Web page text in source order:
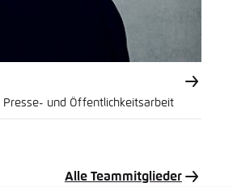
und Öffentlichkeitsarbeit
Alle Teammitglieder